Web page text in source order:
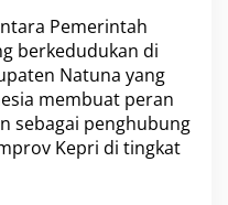
Pemerintah
berkedudukan di
Natuna yang
membuat peran
sebagai penghubung
Kepri di tingkat